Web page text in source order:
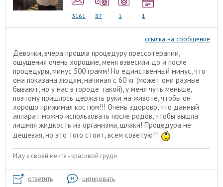
3161 87 1 1
ссылка на сообщение
Девочки, вчера прошла процедуру прессотерапии,
ощущения очень хорошие, меня взвесили до и после
процедуры, минус 500 грамм! Но единственный минус, что
она показана людям, начиная с 60 кг (может они разные
бывают, но у нас в городе такой), у меня чуть меньше,
поэтому пришлось держать руки на животе, чтобы он
хорошо прижимал костюм!!! Очень здорово, что данный
аппарат можно использовать после родов, чтобы вышла
лишняя жидкость из организма, шлаки! Процедура не
дешевая, но это того стоит, всем советую!!!
Иду к своей мечте - красивой груди
ответить цитировать